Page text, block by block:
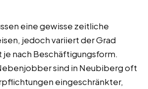
eine gewisse zeitliche
jedoch variiert der Grad
nach Beschäftigungsform.
sind in Neubiberg oft
eingeschränkter,